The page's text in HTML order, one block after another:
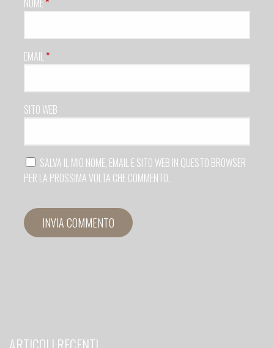
NOME *
EMAIL*
SITO WEB
SALVA IL MIO NOME, EMAIL E SITO WEB IN QUESTO BROWSER
PER LA PROSSIMA VOLTA CHE COMMENTO.